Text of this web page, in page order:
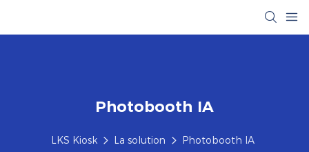
Photobooth IA
LKS Kiosk La solution Photobooth IA